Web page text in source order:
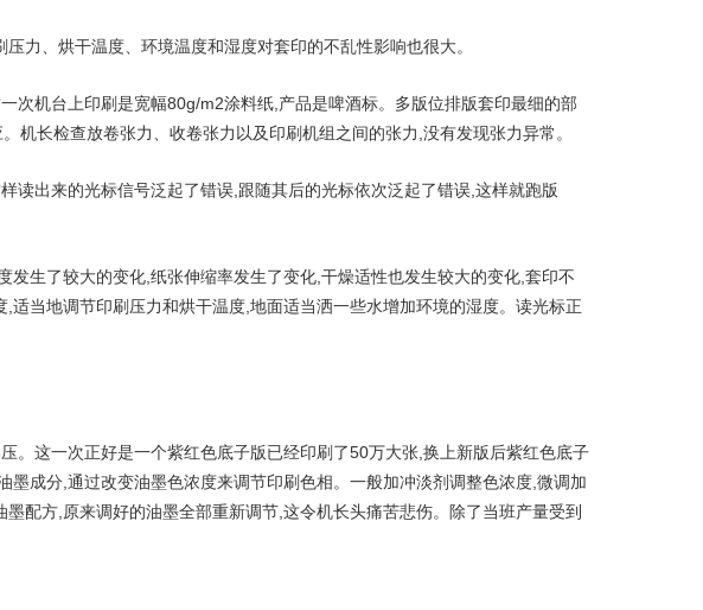
力、烘干温度、环境温度和湿度对套印的不乱性影响也很大。
次机台上印刷是宽幅80g/m2涂料纸,产品是啤酒标。多版位排版套印最细的部
长检查放卷张力、收卷张力以及印刷机组之间的张力,没有发现张力异常。
读出来的光标信号泛起了错误,跟随其后的光标依次泛起了错误,这样就跑版
生了较大的变化,纸张伸缩率发生了变化,干燥适性也发生较大的变化,套印不
当地调节印刷压力和烘干温度,地面适当洒一些水增加环境的湿度。读光标正
。这一次正好是一个紫红色底子版已经印刷了50万大张,换上新版后紫红色底子
成分,通过改变油墨色浓度来调节印刷色相。一般加冲淡剂调整色浓度,微调加
配方,原来调好的油墨全部重新调节,这令机长头痛苦悲伤。除了当班产量受到